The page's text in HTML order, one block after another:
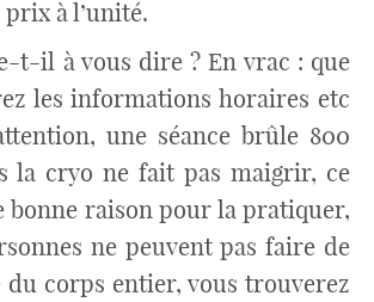
à l’unité.
t-il à vous dire ? En vrac : que
les informations horaires etc
une séance brûle 800
la cryo ne fait pas maigrir, ce
bonne raison pour la pratiquer,
ne peuvent pas faire de
corps entier, vous trouverez